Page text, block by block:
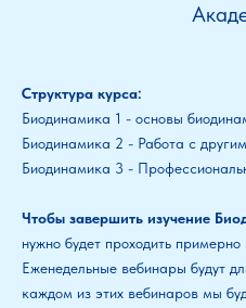
Структура курса:
Биодинамика 1 - основы
Биодинамика 2 - Работа с
Биодинамика 3 -
Чтобы завершить изучение
нужно будет проходить
Еженедельные вебинары будут
каждом из этих вебинаров мы